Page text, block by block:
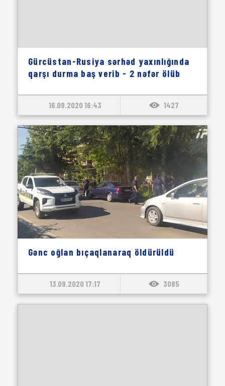
Gürcüstan-Rusiya sərhəd yaxınlığında
qarşı durma baş verib - 2 nəfər ölüb
16.09.2020 16:43 1427
Gənc oğlan bıçaqlanaraq öldürüldü
13.09.2020 17:17 3085